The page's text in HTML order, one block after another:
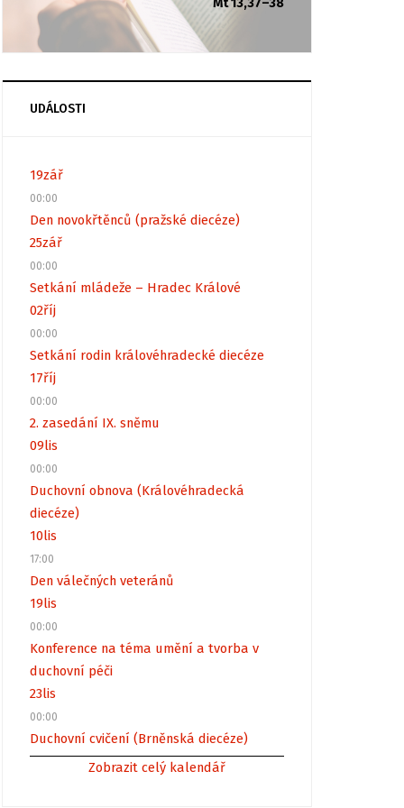
Mt 13,37–38
UDÁLOSTI
19zář
00:00
Den novokřtěnců (pražské diecéze)
25zář
00:00
Setkání mládeže – Hradec Králové
02říj
00:00
Setkání rodin královéhradecké diecéze
17říj
00:00
2. zasedání IX. sněmu
09lis
00:00
Duchovní obnova (Královéhradecká
diecéze)
10lis
17:00
Den válečných veteránů
19lis
00:00
Konference na téma umění a tvorba v
duchovní péči
23lis
00:00
Duchovní cvičení (Brněnská diecéze)
Zobrazit celý kalendář